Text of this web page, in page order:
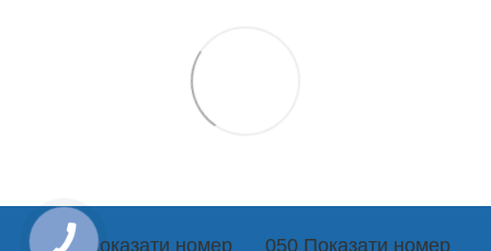
044 Показати номер 050 Показати номер